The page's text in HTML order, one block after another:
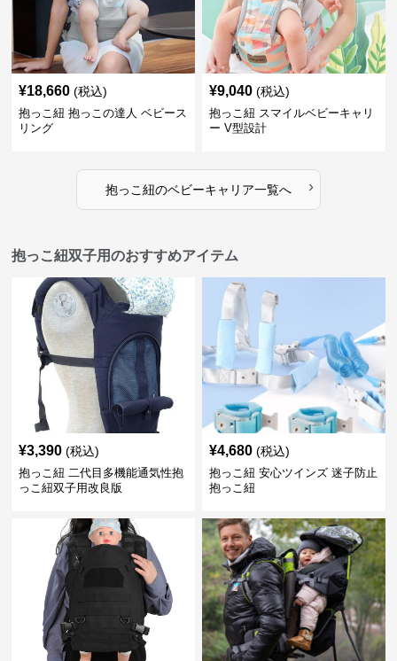
¥18,660 (税込)
抱っこ紐 抱っこの達人 ベビース
リング
¥9,040 (税込)
抱っこ紐 スマイルベビーキャリ
ー V型設計
抱っこ紐のベビーキャリア一覧へ ›
抱っこ紐双子用のおすすめアイテム
¥3,390 (税込)
抱っこ紐 二代目多機能通気性抱
っこ紐双子用改良版
¥4,680 (税込)
抱っこ紐 安心ツインズ 迷子防止
抱っこ紐